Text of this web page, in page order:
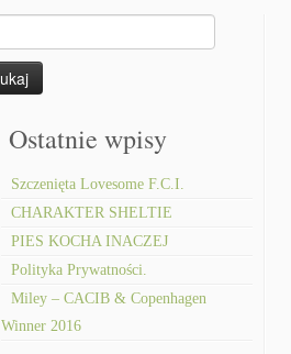
Ostatnie wpisy
Szczenięta Lovesome F.C.I.
CHARAKTER SHELTIE
PIES KOCHA INACZEJ
Polityka Prywatności.
Miley – CACIB & Copenhagen
Winner 2016